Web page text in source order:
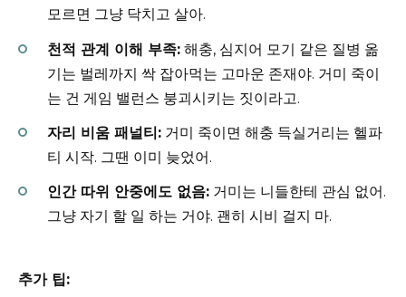
모르면 그냥 닥치고 살아.
천적 관계 이해 부족: 해충, 심지어 모기 같은 질병 옮
기는 벌레까지 싹 잡아먹는 고마운 존재야. 거미 죽이
는 건 게임 밸런스 붕괴시키는 짓이라고.
자리 비움 패널티: 거미 죽이면 해충 득실거리는 헬파
티 시작. 그땐 이미 늦었어.
인간 따위 안중에도 없음: 거미는 니들한테 관심 없어.
그냥 자기 할 일 하는 거야. 괜히 시비 걸지 마.
추가 팁: